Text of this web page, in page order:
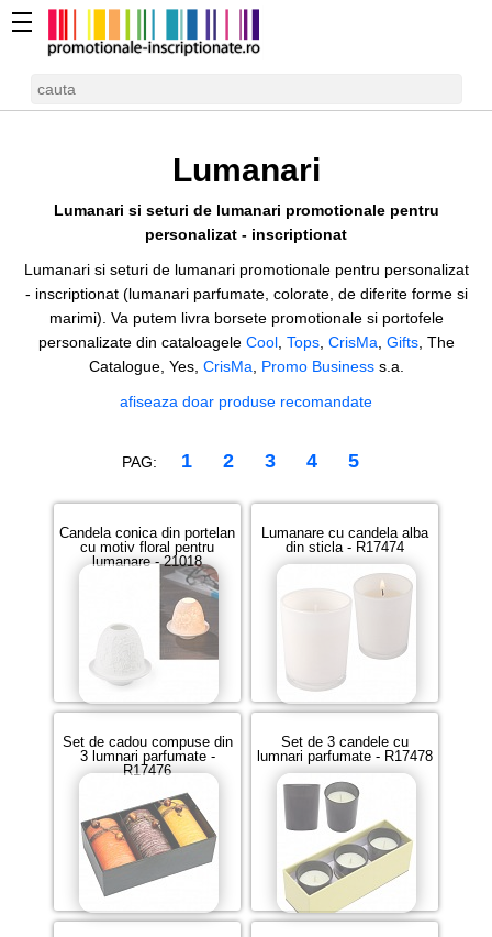
Lumanari
Lumanari si seturi de lumanari promotionale pentru
personalizat - inscriptionat
Lumanari si seturi de lumanari promotionale pentru personalizat
- inscriptionat (lumanari parfumate, colorate, de diferite forme si
marimi). Va putem livra borsete promotionale si portofele
personalizate din cataloagele Cool, Tops, CrisMa Gifts, The
Catalogue, Yes, CrisMa Promo Businesss.a.
afiseaza doar produse recomandate
PAG: 1 2 3 4 5
Candela conica din portelan
cu motiv floral pentru
lumanare - 21018
Lumanare cu candela alba
din sticla - R17474
Set de cadou compuse din
3 lumnari parfumate -
R17476
Set de 3 candele cu
lumnari parfumate - R17478